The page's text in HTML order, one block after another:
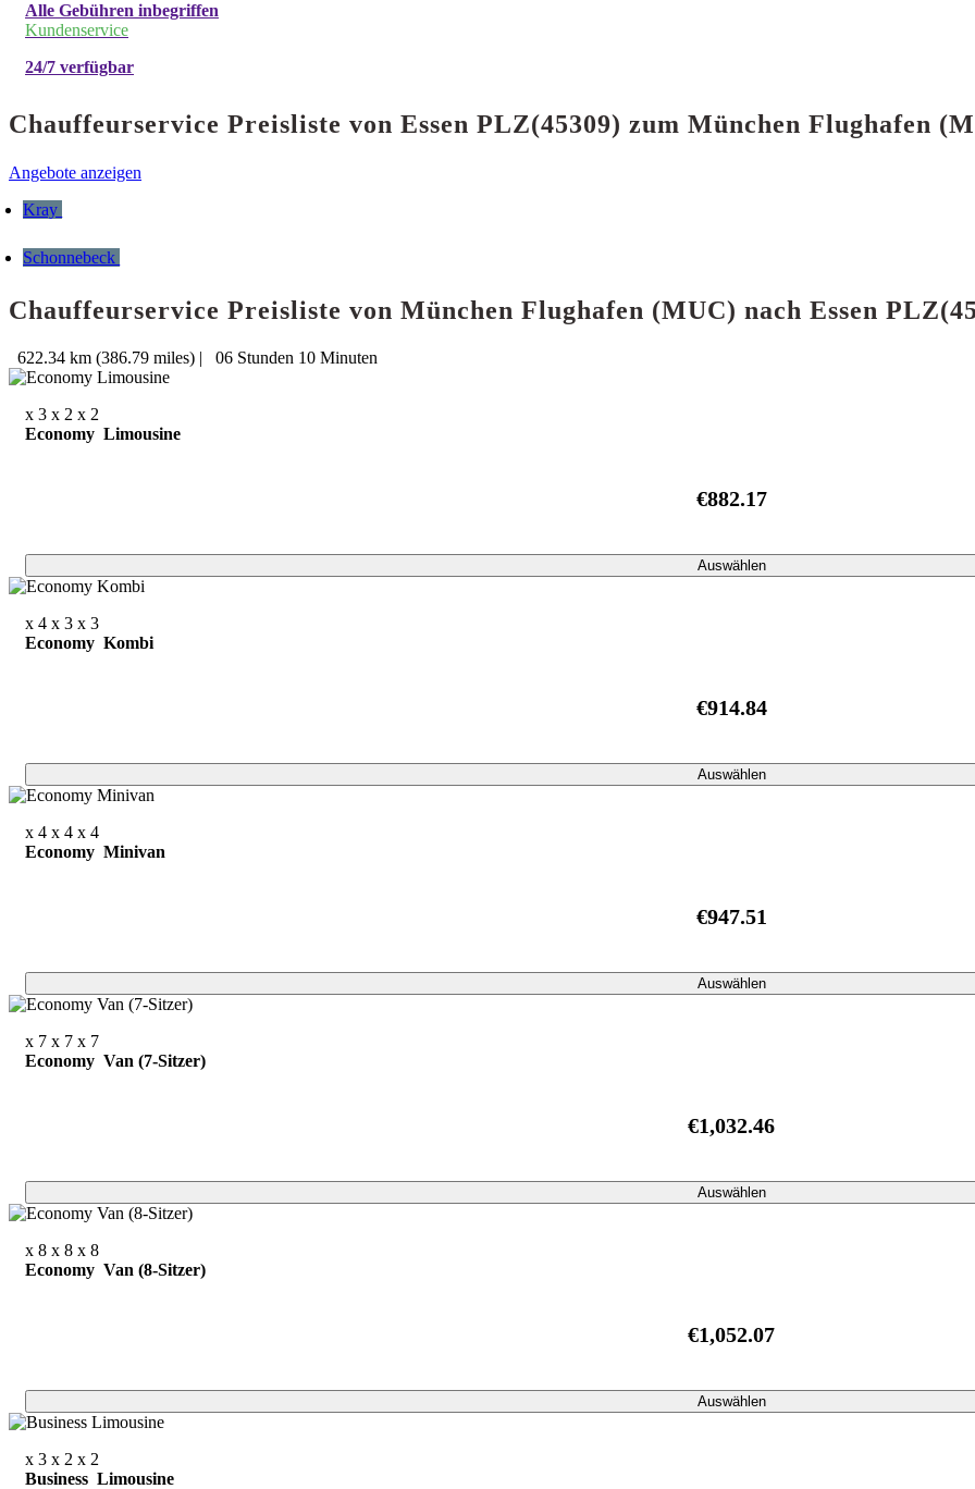
Alle Gebühren inbegriffen
Kundenservice
24/7 verfügbar
Chauffeurservice Preisliste von Essen PLZ(45309) zum München Flughafen
Angebote anzeigen
Kray
Schonnebeck
Chauffeurservice Preisliste von München Flughafen (MUC) nach Essen
622.34 km (386.79 miles) | 06 Stunden 10 Minuten
x 3 x 2 x 2
Economy Limousine
€882.17
Auswählen
x 4 x 3 x 3
Economy Kombi
€914.84
Auswählen
x 4 x 4 x 4
Economy Minivan
€947.51
Auswählen
x 7 x 7 x 7
Economy Van (7-Sitzer)
€1,032.46
Auswählen
x 8 x 8 x 8
Economy Van (8-Sitzer)
€1,052.07
Auswählen
x 3 x 2 x 2
Business Limousine